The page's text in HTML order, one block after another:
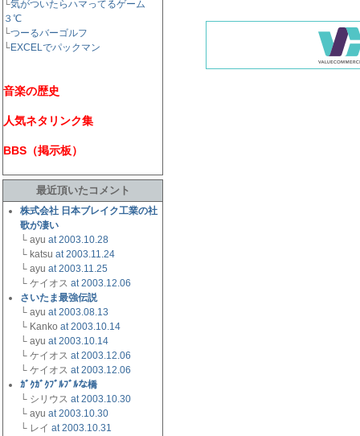
└気がついたらハマってるゲーム
３℃
└つーるバーゴルフ
└EXCELでパックマン
音楽の歴史
人気ネタリンク集
BBS（掲示板）
最近頂いたコメント
株式会社 日本ブレイク工業の社
歌が凄い
└ ayu at 2003.10.28
└ katsu at 2003.11.24
└ ayu at 2003.11.25
└ ケイオス at 2003.12.06
さいたま最強伝説
└ ayu at 2003.08.13
└ Kanko at 2003.10.14
└ ayu at 2003.10.14
└ ケイオス at 2003.12.06
└ ケイオス at 2003.12.06
ｶﾞｸｶﾞｸﾌﾞﾙﾌﾞﾙな橋
└ シリウス at 2003.10.30
└ ayu at 2003.10.30
└ レイ at 2003.10.31